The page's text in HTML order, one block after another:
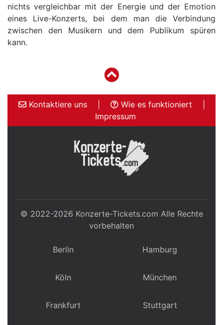
nichts vergleichbar mit der Energie und der Emotion
eines Live-Konzerts, bei dem man die Verbindung
zwischen den Musikern und dem Publikum spüren
kann.
Kontaktiere uns Wie es funktioniert
Impressum
© 2022-2026 Konzerte-Tickets.com Alle Rechte
vorbehalten
Berlin Hamburg
Köln München
Frankfurt Stuttgart